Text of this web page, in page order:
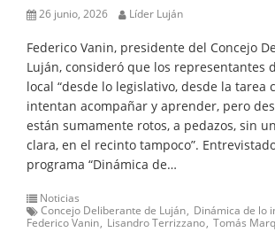
26 junio, 2026 Líder Luján
Federico Vanin, presidente del Concejo
Luján, consideró que los representantes
local “desde lo legislativo, desde la tarea
intentan acompañar y aprender, pero
están sumamente rotos, a pedazos, sin
clara, en el recinto tampoco”.
programa “Dinámica de…
Noticias
Concejo Deliberante de Luján Dinámica de lo
Federico Vanin Lisandro Terrizzano Tomás